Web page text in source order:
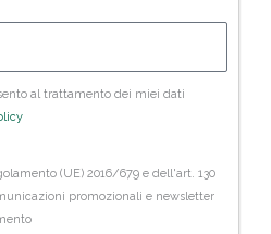
al trattamento dei miei dati
(UE) 2016/679 e dell'art. 130
promozionali e newsletter